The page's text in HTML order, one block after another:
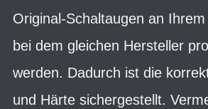
Original-Schaltaugen an
bei dem gleichen Hersteller
werden. Dadurch ist die
und Härte sichergestellt.